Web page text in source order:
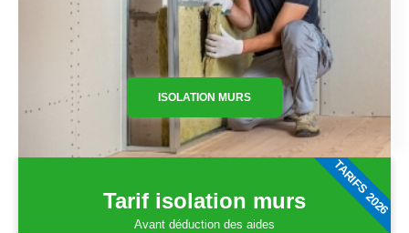
ISOLATION MURS
Tarif isolation murs
Avant déduction des aides
TARIFS 2026